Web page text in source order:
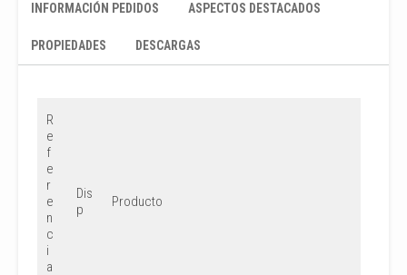
INFORMACIÓN PEDIDOS ASPECTOS DESTACADOS
PROPIEDADES DESCARGAS
R
e
f
e
r
e
n
c
i
a
Dis
p
Producto